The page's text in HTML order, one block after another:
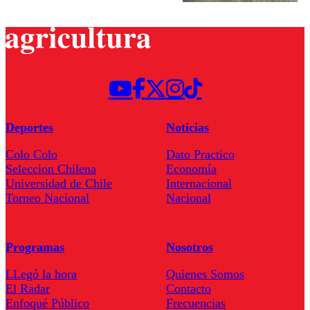
Deportes
Colo Colo
Seleccion Chilena
Universidad de Chile
Torneo Nacional
Noticias
Dato Practico
Economía
Internacional
Nacional
Programas
LLegó la hora
El Radar
Enfoqué Público
Nosotros
Quienes Somos
Contacto
Frecuencias